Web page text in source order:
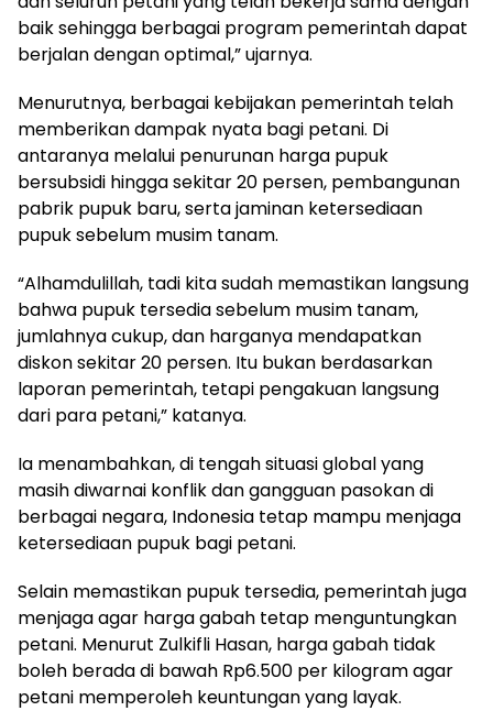
baik sehingga berbagai program pemerintah dapat
berjalan dengan optimal,” ujarnya.
Menurutnya, berbagai kebijakan pemerintah telah
memberikan dampak nyata bagi petani. Di
antaranya melalui penurunan harga pupuk
bersubsidi hingga sekitar 20 persen, pembangunan
pabrik pupuk baru, serta jaminan ketersediaan
pupuk sebelum musim tanam.
“Alhamdulillah, tadi kita sudah memastikan langsung
bahwa pupuk tersedia sebelum musim tanam,
jumlahnya cukup, dan harganya mendapatkan
diskon sekitar 20 persen. Itu bukan berdasarkan
laporan pemerintah, tetapi pengakuan langsung
dari para petani,” katanya.
Ia menambahkan, di tengah situasi global yang
masih diwarnai konflik dan gangguan pasokan di
berbagai negara, Indonesia tetap mampu menjaga
ketersediaan pupuk bagi petani.
Selain memastikan pupuk tersedia, pemerintah juga
menjaga agar harga gabah tetap menguntungkan
petani. Menurut Zulkifli Hasan, harga gabah tidak
boleh berada di bawah Rp6.500 per kilogram agar
petani memperoleh keuntungan yang layak.